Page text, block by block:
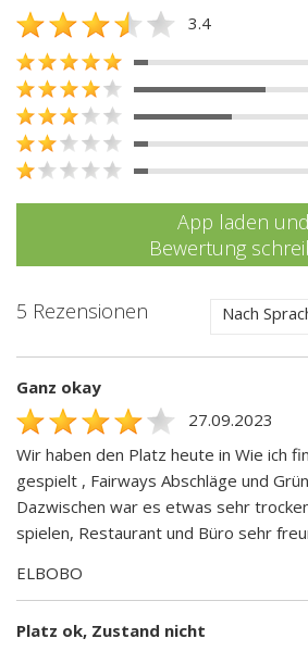
3.4
App laden und
Bewertung
5 Rezensionen Nach
Ganz okay
27.09.2023
Wir haben den Platz heute in Wie ich
gespielt , Fairways Abschläge und
Dazwischen war es etwas sehr
spielen, Restaurant und Büro sehr
ELBOBO
Platz ok, Zustand nicht